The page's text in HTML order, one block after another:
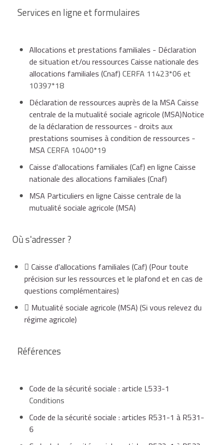
Plafonds de ressources annuelles suivant la situation
Nombre
d'enfant(s) à
charge
Couple
avec 1
Couple
avec 2
Parent
isolé
1 enfant 35 872 € 45 575 € 45 575 €
2 enfants 42 341 € 52 044 € 52 044 €
Par enfant
supplémentaire
6 469 € 6 469 € 6 469 €
Il y a 2 revenus dans lecouplelorsque les 2 personnes
journalières d'accident de travail ou de maladie
professionnelle,
et que chacun de ces revenus a été au moins égal,
n°11423*06 de déclaration de situation
et le formulaire cerfa n°10397*17 de
déclaration de ressources.
Allocations et prestations familiales -
Déclaration de situation et/ou
ressources
Pour obtenir le(s) formulaire(s), cliquez
d'abord pour sélectionner votre lieu de
Attention
si vous faites plusieurs demandes de
CERFA 11423*06 et 10397*18
La demande est étudiée au cours du 6e
mois suivant le début de grossesse.
déclarer la grossesse en ligne sur votre
espace personnel Caf :
Caisse d'allocations familiales (Caf) en
ligne
La demande est étudiée au cours du 6e
mois suivant le début de grossesse.
Services en ligne et formulaires
Allocations et prestations familiales - Déclaration
de situation et/ou ressources Caisse nationale des
allocations familiales (Cnaf) CERFA 11423*06 et
10397*18
Déclaration de ressources auprès de la MSA Caisse
centrale de la mutualité sociale agricole (MSA)Notice
de la déclaration de ressources - droits aux
prestations soumises à condition de ressources -
MSA CERFA 10400*19
Caisse d'allocations familiales (Caf) en ligne Caisse
nationale des allocations familiales (Cnaf)
MSA Particuliers en ligne Caisse centrale de la
mutualité sociale agricole (MSA)
Où s'adresser ?
Caisse d'allocations familiales (Caf) (Pour toute
précision sur les ressources et le plafond et en cas de
questions complémentaires)
Mutualité sociale agricole (MSA) (Si vous relevez du
régime agricole)
Références
Code de la sécurité sociale : article L533-1
Conditions
Code de la sécurité sociale : articles R531-1 à R531-
6